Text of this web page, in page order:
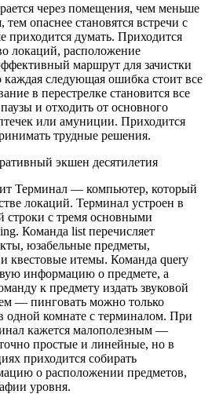
через помещения, чем меньше
тем опаснее становятся встречи с
приходится думать. Приходится
локаций, расположение
маршрут для зачистки
следующая ошибка стоит все
в перестрелке становится все
и отходить от основного
или амуниции. Приходится
трудные решения.
Терминал — компьютер, который
локаций. Терминал устроен в
строки с тремя основными
Команда list перечисляет
юзабельные предметы,
квестовые итемы. Команда query
информацию о предмете, а
к предмету издать звуковой
— пинговать можно только
одной комнате с терминалом. При
кажется малополезным —
простые и линейные, но в
приходится собирать
о расположении предметов,
уровня.